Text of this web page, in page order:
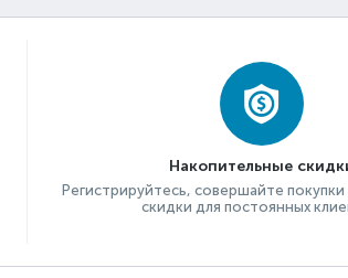
Накопительные
Регистрируйтесь, совершайте
скидки для постоянных